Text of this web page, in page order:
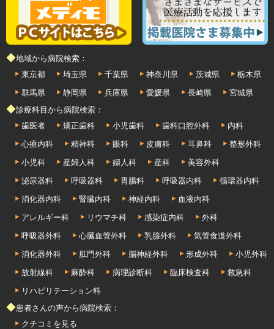
◆地域から病院検索：
東京都
埼玉県 千葉県 神奈川県 茨城県
栃木県
群馬県
静岡県 兵庫県 愛媛県 長崎県
宮城県
◆診療科目から病院検索：
歯医者
矯正歯科 小児歯科 歯科口腔外科
内科
心療内科
精神科 眼科 皮膚科 耳鼻科
整形外科
小児科
産婦人科 婦人科 産科
美容外科
泌尿器科
呼吸器科 胃腸科 呼吸器内科
循環器内科
消化器内科
腎臓内科 神経内科
血液内科
アレルギー科
リウマチ科 感染症内科
外科
呼吸器外科
心臓血管外科 乳腺外科
気管食道外科
消化器外科
肛門外科 脳神経外科 形成外科
小児外科
放射線科
麻酔科 病理診断科 臨床検査科
救急科
リハビリテーション科
◆患者さんの声から病院検索：
クチコミを見る